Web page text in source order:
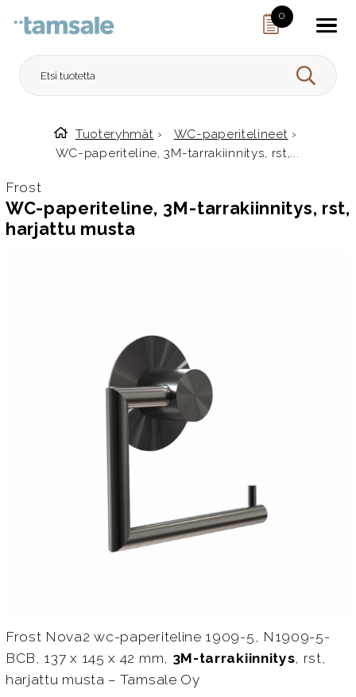
0
HAE
Etusivulle
Tuoteryhmät › WC-paperitelineet ›
WC-paperiteline, 3M-tarrakiinnitys, rst,...
Frost
WC-paperiteline, 3M-tarrakiinnitys, rst,
harjattu musta
Frost Nova2 wc-paperiteline 1909-5, N1909-5-
BCB, 137 x 145 x 42 mm, 3M-tarrakiinnitys, rst,
harjattu musta – Tamsale Oy